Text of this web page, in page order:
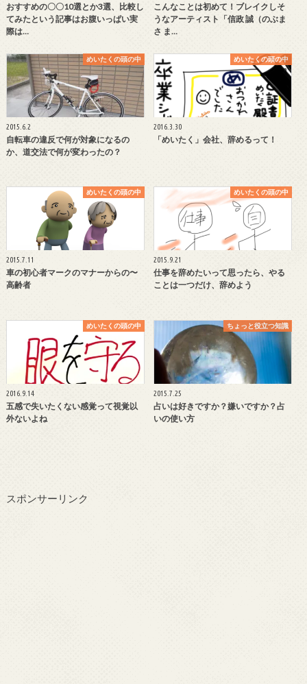
おすすめの〇〇10選とか3選、比較し
てみたという記事はお腹いっぱい実
際は…
こんなことは初めて！ブレイクしそ
うなアーティスト「信政 誠（のぶま
さ ま…
めいたくの頭の中
2015.6.2
自転車の違反で何が対象になるの
か、道交法で何が変わったの？
めいたくの頭の中
2016.3.30
「めいたく」会社、辞めるって！
めいたくの頭の中
2015.7.11
車の初心者マークのマナーからの〜
高齢者
めいたくの頭の中
2015.9.21
仕事を辞めたいって思ったら、やる
ことは一つだけ、辞めよう
めいたくの頭の中
2016.9.14
五感で失いたくない感覚って視覚以
外ないよね
ちょっと役立つ知識
2015.7.25
占いは好きですか？嫌いですか？占
いの使い方
スポンサーリンク